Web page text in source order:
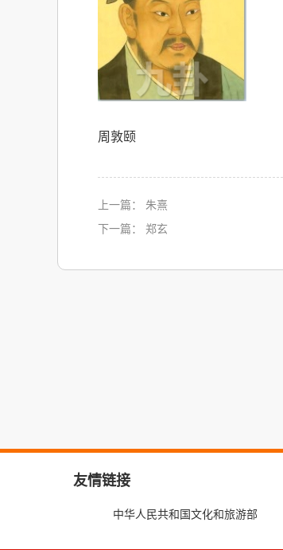
周敦颐
上一篇：
朱熹
下一篇：
郑玄
友情链接
中华人民共和国文化和旅游部